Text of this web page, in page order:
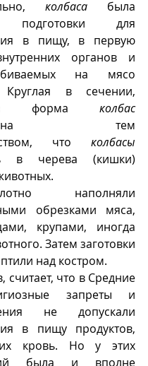
колбаса была
подготовки для
в пищу, в первую
органов и
на мясо
Круглая в сечении,
форма колбас
тем
что колбасы
в черева (кишки)
наполняли
обрезками мяса,
крупами, иногда
Затем заготовки
над костром.
считает, что в Средние
запреты и
не допускали
в пищу продуктов,
кровь. Но у этих
была и вполне